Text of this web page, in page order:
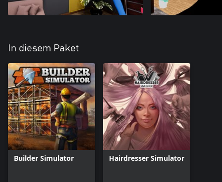
In diesem Paket
Builder Simulator Hairdresser Simulator